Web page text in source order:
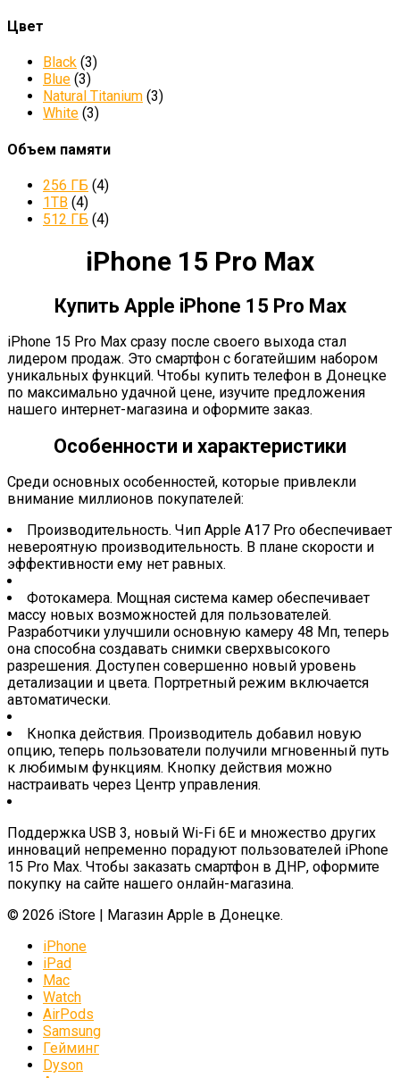
Цвет
Black (3)
Blue (3)
Natural Titanium (3)
White (3)
Объем памяти
256 ГБ (4)
1TB (4)
512 ГБ (4)
iPhone 15 Pro Max
Купить Apple iPhone 15 Pro Max
iPhone 15 Pro Max сразу после своего выхода стал
лидером продаж. Это смартфон с богатейшим набором
уникальных функций. Чтобы купить телефон в Донецке
по максимально удачной цене, изучите предложения
нашего интернет-магазина и оформите заказ.
Особенности и характеристики
Среди основных особенностей, которые привлекли
внимание миллионов покупателей:
Производительность. Чип Apple A17 Pro обеспечивает
невероятную производительность. В плане скорости и
эффективности ему нет равных.
Фотокамера. Мощная система камер обеспечивает
массу новых возможностей для пользователей.
Разработчики улучшили основную камеру 48 Мп, теперь
она способна создавать снимки сверхвысокого
разрешения. Доступен совершенно новый уровень
детализации и цвета. Портретный режим включается
автоматически.
Кнопка действия. Производитель добавил новую
опцию, теперь пользователи получили мгновенный путь
к любимым функциям. Кнопку действия можно
настраивать через Центр управления.
Поддержка USB 3, новый Wi-Fi 6E и множество других
инноваций непременно порадуют пользователей iPhone
15 Pro Max. Чтобы заказать смартфон в ДНР, оформите
покупку на сайте нашего онлайн-магазина.
© 2026 iStore | Магазин Apple в Донецке.
iPhone
iPad
Mac
Watch
AirPods
Samsung
Гейминг
Dyson